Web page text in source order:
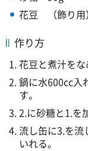
花豆
（飾り用）
作り方
花豆と煮汁をな
鍋に水600cc入
す。
2.に砂糖と1.を
流し缶に3.を流
いれる。